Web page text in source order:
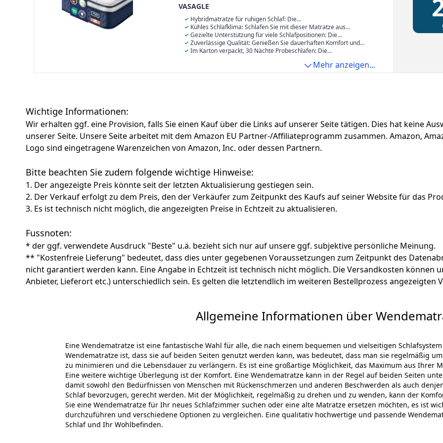
Körperanpassung, Bewegungsisolierung,
atmungsaktiver Bezug, blau RMZ214QZ02
VASAGLE
Hybridmatratze für ruhigen Schlaf: Die
Taschenfederkernmatratze vereint weiche Umhüllung und stabile
Unterstützung. Die einzelnen Taschenfedern minimieren die
Bewegungsübertragung, sodass Sie nicht durch das Umdrehen
Ihres Partners gestört werden
Kühles Schlafklima: Schlafen Sie mit dieser Matratze aus
Memory-Schaumstoff die ganze Nacht über erfrischt. Der Gel-
Memory-Schaumstoff leitet überschüssige Wärme ab, während der
atmungsaktive Strickbezug und das 3D-Mesh die Luftzirkulation
Gezielte Unterstützung für viele Schlafpositionen: Die
Ergonomische Körperanpassung Matratze passt sich Ihrer
Körperform an, entlastet Schultern und Hüften und kann
Zuverlässige Qualität: Genießen Sie dauerhaften Komfort und
optimale Unterstützung dank hochwertiger, zertifizierter Polsterung
Unterstützung am Rand sorgen und Einsinken verhindern
Im Karton verpackt, 30 Nächte Probeschlafen: Die
sich leicht transportieren. Einfach auspacken, ausrollen, 72 Stunden
ruhen lassen und 30 Nächte testen, ob sie perfekt zu Ihnen passt
Mehr anzeigen...
Wichtige Informationen:
Wir erhalten ggf. eine Provision, falls Sie einen Kauf über die Links auf unserer Seite tätigen. Dies hat keine
unserer Seite. Unsere Seite arbeitet mit dem Amazon EU Partner-/Affiliateprogramm zusammen. Amazon,
Logo sind eingetragene Warenzeichen von Amazon, Inc. oder dessen Partnern.
Bitte beachten Sie zudem folgende wichtige Hinweise:
1. Der angezeigte Preis könnte seit der letzten Aktualisierung gestiegen sein.
2. Der Verkauf erfolgt zu dem Preis, den der Verkäufer zum Zeitpunkt des Kaufs auf seiner Website für das
3. Es ist technisch nicht möglich, die angezeigten Preise in Echtzeit zu aktualisieren.
Fussnoten:
* der ggf. verwendete Ausdruck "Beste" u.ä. bezieht sich nur auf unsere ggf. subjektive persönliche Meinung.
** "Kostenfreie Lieferung" bedeutet, dass dies unter gegebenen Voraussetzungen zum Zeitpunkt des
nicht garantiert werden kann. Eine Angabe in Echtzeit ist technisch nicht möglich. Die Versandkosten können
Anbieter, Lieferort etc.) unterschiedlich sein. Es gelten die letztendlich im weiteren Bestellprozess angezeigten
Allgemeine Informationen über
Eine Wendematratze ist eine fantastische Wahl für alle, die nach einem bequemen und vielseitigen
Wendematratze ist, dass sie auf beiden Seiten genutzt werden kann, was bedeutet, dass man sie regelmäßig
zu minimieren und die Lebensdauer zu verlängern. Es ist eine großartige Möglichkeit, das Maximum aus Ihrer
Eine weitere wichtige Überlegung ist der Komfort. Eine Wendematratze kann in der Regel auf beiden Seiten
damit sowohl den Bedürfnissen von Menschen mit Rückenschmerzen und anderen Beschwerden als auch
Schlaf bevorzugen, gerecht werden. Mit der Möglichkeit, regelmäßig zu drehen und zu wenden, kann der
Sie eine Wendematratze für Ihr neues Schlafzimmer suchen oder eine alte Matratze ersetzen möchten, es ist
durchzuführen und verschiedene Optionen zu vergleichen. Eine qualitativ hochwertige und passende
Schlaf und Ihr Wohlbefinden.